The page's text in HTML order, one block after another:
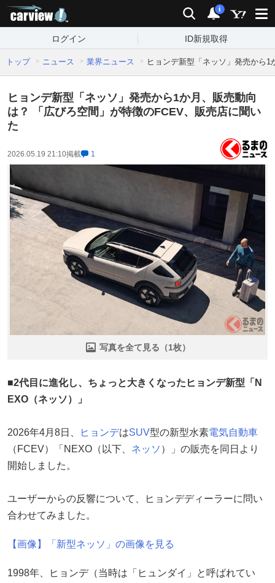
検索 通知
i
ログイン ID新規取得
トップ ニュース 業界ニュース ヒョンデ新型「ネッソ」発売から
ヒョンデ新型「ネッソ」発売から1か月、販売動向
は？ 「広びろ空間」が特徴のFCEV、販売店に聞い
た
2026.05.19 21:10掲載 1
写真を全て見る（1枚）
■2代目に進化し、ちょっと大きくなったヒョンデ新型「N
EXO（ネッソ）」
2026年4月8日、 ヒョンデはSUV型の新型水素電気自動車
（FCEV）「NEXO（以下、 ネッソ ）」の販売を同日より
開始しました。
ユーザーからの反響について、ヒョンデディーラーに問い
合わせてみました。
【画像】「新型ネッソ」の画像を見る
1998年、ヒョンデ（当時は「ヒュンダイ」と呼ばれてい